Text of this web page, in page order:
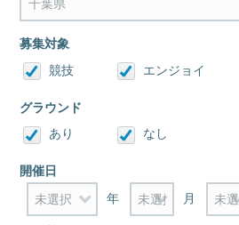
募集対象
競技
エンジョイ
グラウンド
あり
なし
開催日
年
月